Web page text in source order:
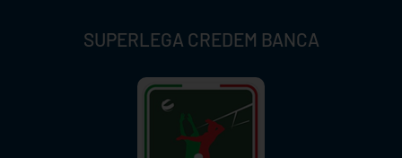
SUPERLEGA CREDEM BANCA